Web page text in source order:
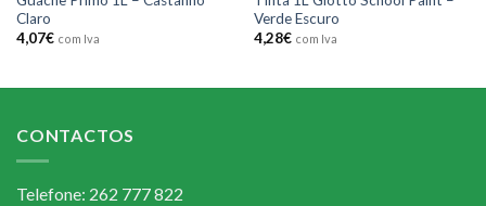
Claro
4,07€ com Iva
Verde Escuro
4,28€ com Iva
CONTACTOS
Telefone: 262 777 822